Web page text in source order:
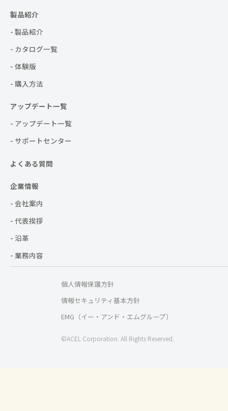
製品紹介
- 製品紹介
- カタログ一覧
- 体験版
- 購入方法
アップデート一覧
- アップデート一覧
- サポートセンター
よくある質問
企業情報
- 会社案内
- 代表挨拶
- 沿革
- 業務内容
個人情報保護方針
情報セキュリティ基本方針
EMG（イー・アンド・エムグループ）